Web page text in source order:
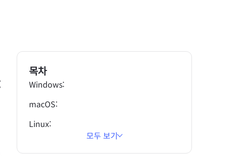
목차
Windows:
macOS:
Linux:
모두 보기